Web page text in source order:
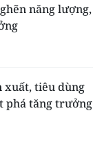
năng lượng,
xuất, tiêu dùng
phá tăng trưởng